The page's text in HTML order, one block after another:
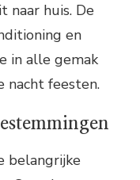
naar huis. De
en
in alle gemak
nacht feesten.
belangrijke